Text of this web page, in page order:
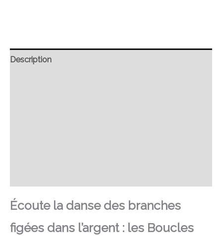
Description
Écoute la danse des branches
figées dans l’argent : les Boucles